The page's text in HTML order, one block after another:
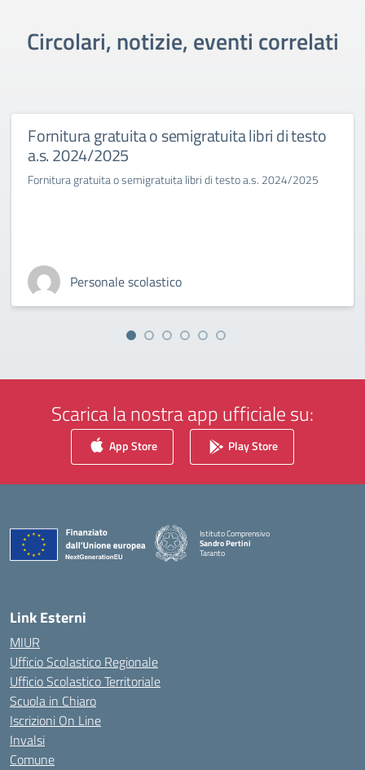
Circolari, notizie, eventi correlati
Fornitura gratuita o semigratuita libri di testo
a.s. 2024/2025
Fornitura gratuita o semigratuita libri di testo a.s. 2024/2025
Personale scolastico
Scarica la nostra app ufficiale su:
App Store Play Store
Istituto Comprensivo
Sandro Pertini
Taranto
Link Esterni
MIUR
Ufficio Scolastico Regionale
Ufficio Scolastico Territoriale
Scuola in Chiaro
Iscrizioni On Line
Invalsi
Comune